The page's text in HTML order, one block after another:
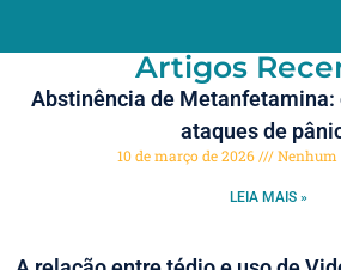
Artigos
Abstinência de Metanfetamina:
ataques de
10 de março de 2026 Nenhum
LEIA MAIS »